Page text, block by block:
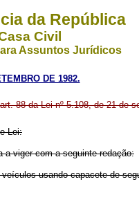
da República
Civil
Assuntos Jurídicos
DE 1982.
88 da Lei nº 5.108, de 21 de
Lei:
a viger com a seguinte redação:
usando capacete de